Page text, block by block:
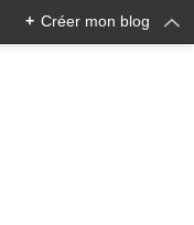
+ Créer mon blog